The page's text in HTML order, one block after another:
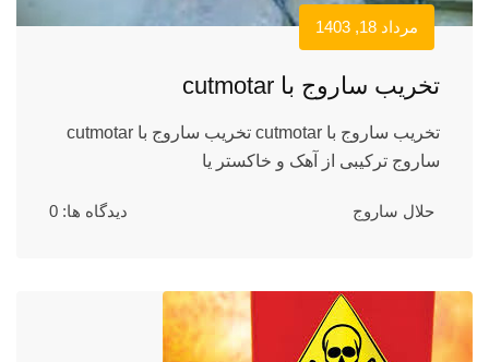
مرداد 18, 1403
تخریب ساروج با cutmotar
تخریب ساروج با cutmotar تخریب ساروج با cutmotar
ساروج ترکیبی از آهک و خاکستر یا
حلال ساروج دیدگاه ها: 0